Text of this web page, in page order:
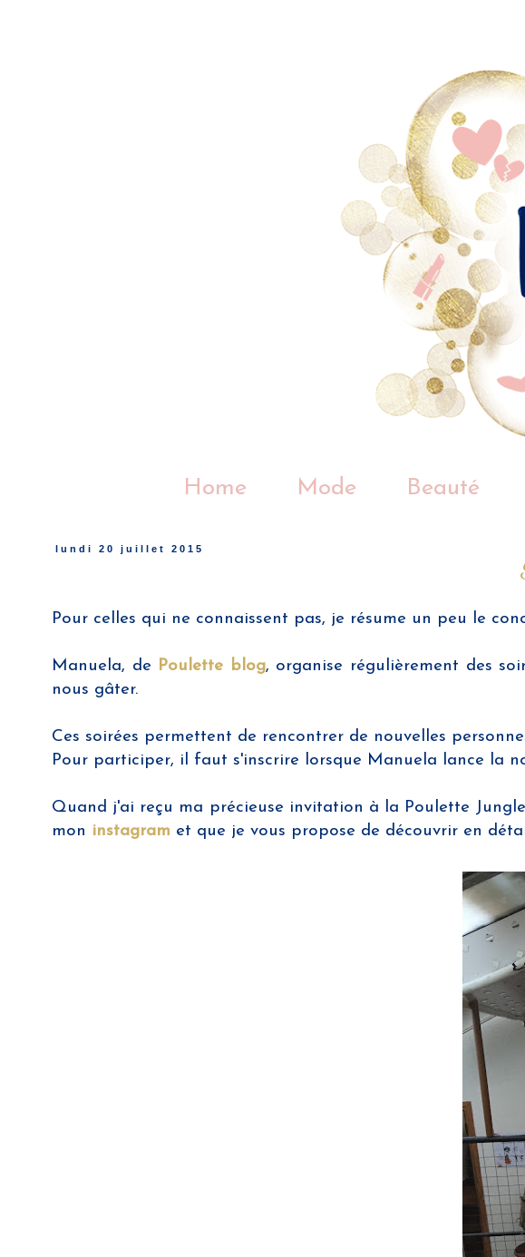
Home Mode Beauté
lundi 20 juillet 2015
Pour celles qui ne connaissent pas, je résume un peu le
Manuela, de Poulette blog, organise régulièrement des
nous gâter.
Ces soirées permettent de rencontrer de nouvelles
Pour participer, il faut s'inscrire lorsque Manuela lance la
Quand j'ai reçu ma précieuse invitation à la Poulette
mon instagram et que je vous propose de découvrir en